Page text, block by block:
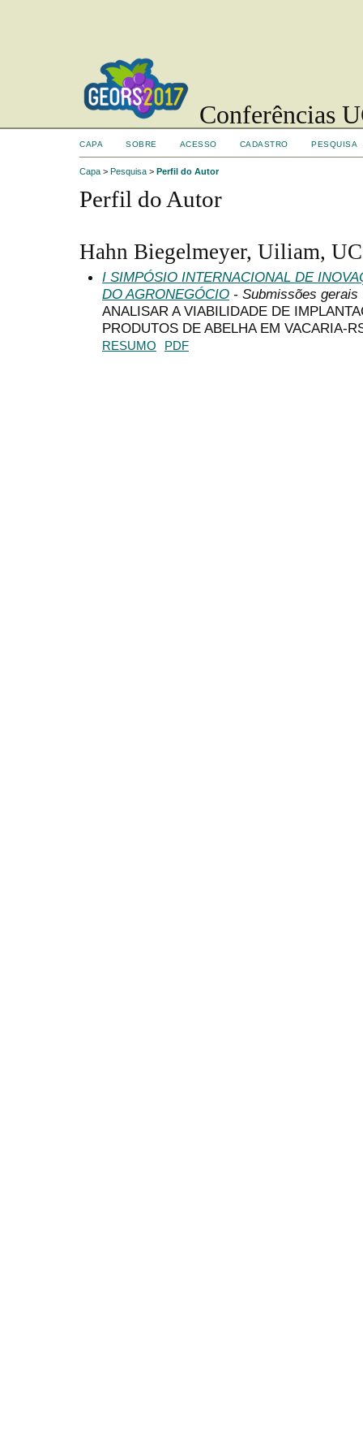
Conferências
CAPA SOBRE ACESSO CADASTRO PESQUISA
Capa > Pesquisa > Perfil do Autor
Perfil do Autor
Hahn Biegelmeyer, Uiliam,
I SIMPÓSIO INTERNACIONAL DE
DO AGRONEGÓCIO - Submissões gerais
ANALISAR A VIABILIDADE DE
PRODUTOS DE ABELHA EM VACARIA-
RESUMO PDF